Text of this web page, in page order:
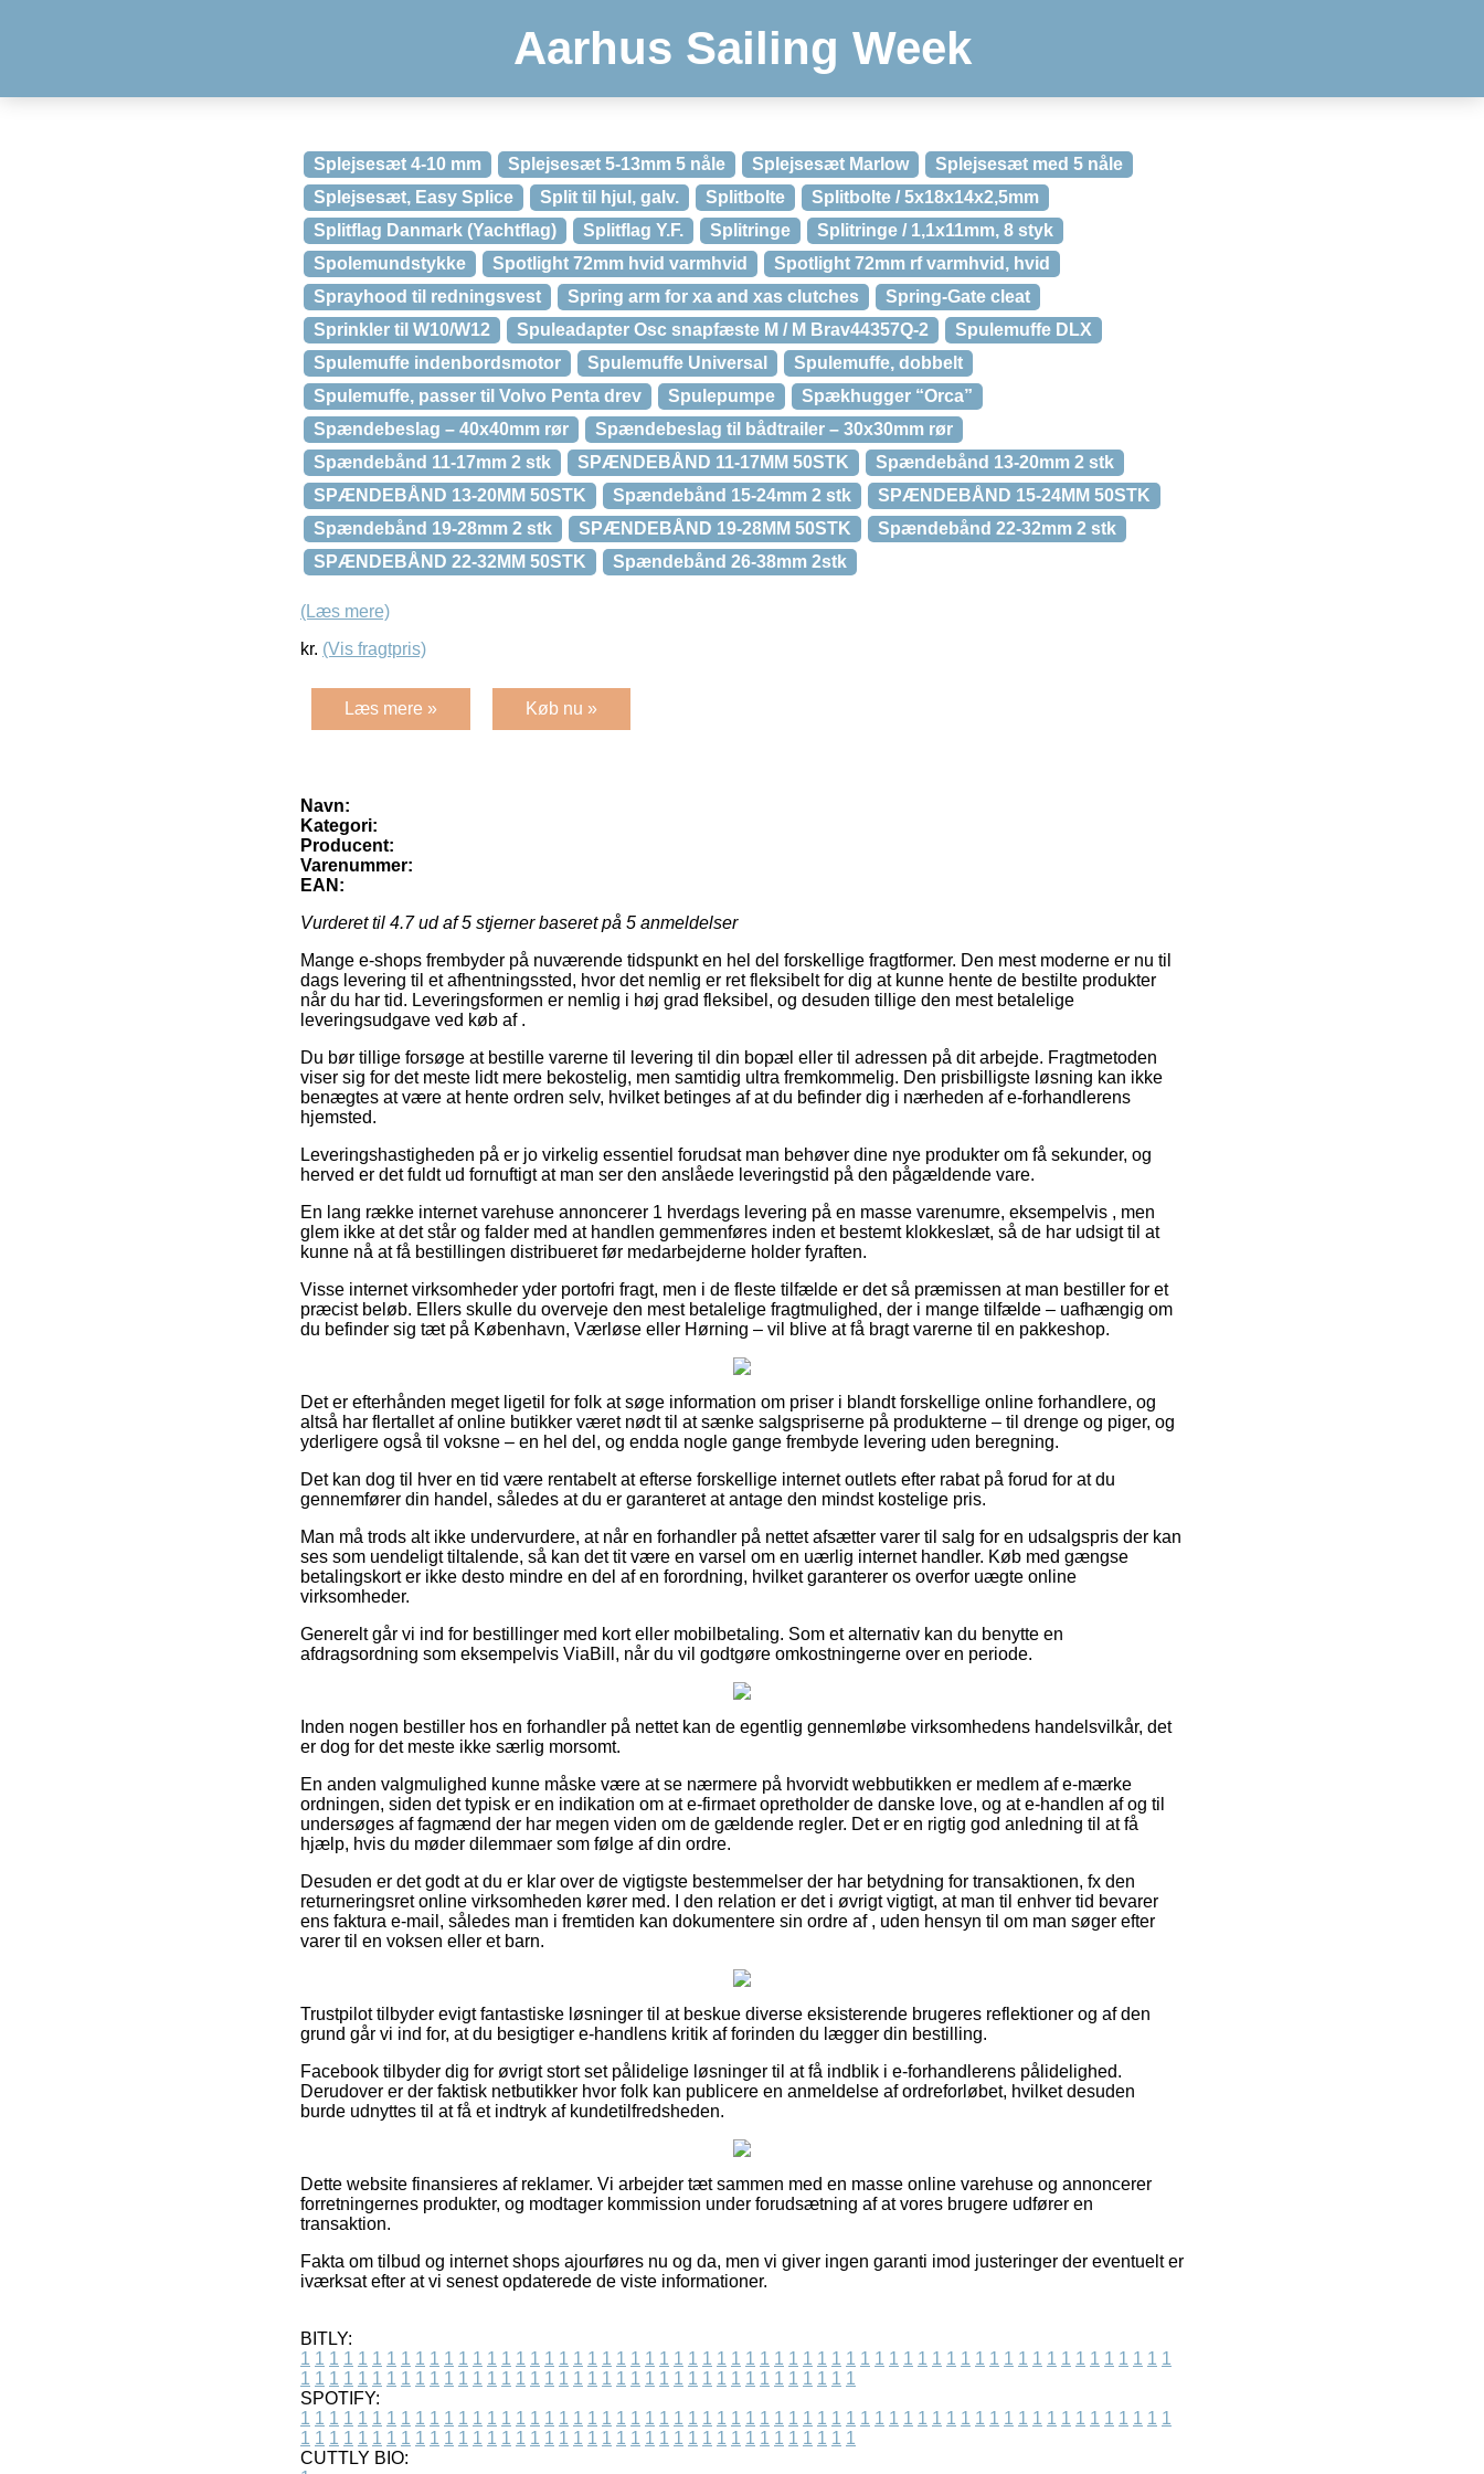
Aarhus Sailing Week
Splejsesæt 4-10 mm Splejsesæt 5-13mm 5 nåle Splejsesæt Marlow
Splejsesæt med 5 nåle
Splejsesæt, Easy Splice
Split til hjul, galv. Splitbolte
Splitbolte / 5x18x14x2,5mm
Splitflag Danmark (Yachtflag)
Splitflag Y.F. Splitringe
Splitringe / 1,1x11mm, 8 styk
Spolemundstykke
Spotlight 72mm hvid varmhvid
Spotlight 72mm rf varmhvid, hvid
Sprayhood til redningsvest
Spring arm for xa and xas clutches
Spring-Gate cleat
Sprinkler til W10/W12
Spuleadapter Osc snapfæste M / M Brav44357Q-2
Spulemuffe DLX
Spulemuffe indenbordsmotor
Spulemuffe Universal
Spulemuffe, dobbelt
Spulemuffe, passer til Volvo Penta drev
Spulepumpe
Spækhugger “Orca”
Spændebeslag – 40x40mm rør
Spændebeslag til bådtrailer – 30x30mm rør
Spændebånd 11-17mm 2 stk
SPÆNDEBÅND 11-17MM 50STK
Spændebånd 13-20mm 2 stk
SPÆNDEBÅND 13-20MM 50STK
Spændebånd 15-24mm 2 stk
SPÆNDEBÅND 15-24MM 50STK
Spændebånd 19-28mm 2 stk
SPÆNDEBÅND 19-28MM 50STK
Spændebånd 22-32mm 2 stk
SPÆNDEBÅND 22-32MM 50STK
Spændebånd 26-38mm 2stk
(Læs mere)
kr. (Vis fragtpris)
Læs mere » Køb nu »
Navn:
Kategori:
Producent:
Varenummer:
EAN:
Vurderet til 4.7ud af 5 stjerner baseret på 5 anmeldelser
Mange e-shops frembyder på nuværende tidspunkt en hel del forskellige fragtformer. Den mest moderne er nu til
dags levering til et afhentningssted, hvor det nemlig er ret fleksibelt for dig at kunne hente de bestilte produkter
når du har tid. Leveringsformen er nemlig i høj grad fleksibel, og desuden tillige den mest betalelige
leveringsudgave ved køb af .
Du bør tillige forsøge at bestille varerne til levering til din bopæl eller til adressen på dit arbejde. Fragtmetoden
viser sig for det meste lidt mere bekostelig, men samtidig ultra fremkommelig. Den prisbilligste løsning kan ikke
benægtes at være at hente ordren selv, hvilket betinges af at du befinder dig i nærheden af e-forhandlerens
hjemsted.
Leveringshastigheden på er jo virkelig essentiel forudsat man behøver dine nye produkter om få sekunder, og
herved er det fuldt ud fornuftigt at man ser den anslåede leveringstid på den pågældende vare.
En lang række internet varehuse annoncerer 1 hverdags levering på en masse varenumre, eksempelvis , men
glem ikke at det står og falder med at handlen gemmenføres inden et bestemt klokkeslæt, så de har udsigt til at
kunne nå at få bestillingen distribueret før medarbejderne holder fyraften.
Visse internet virksomheder yder portofri fragt, men i de fleste tilfælde er det så præmissen at man bestiller for et
præcist beløb. Ellers skulle du overveje den mest betalelige fragtmulighed, der i mange tilfælde – uafhængig om
du befinder sig tæt på København, Værløse eller Hørning – vil blive at få bragt varerne til en pakkeshop.
Det er efterhånden meget ligetil for folk at søge information om priser i blandt forskellige online forhandlere, og
altså har flertallet af online butikker været nødt til at sænke salgspriserne på produkterne – til drenge og piger, og
yderligere også til voksne – en hel del, og endda nogle gange frembyde levering uden beregning.
Det kan dog til hver en tid være rentabelt at efterse forskellige internet outlets efter rabat på forud for at du
gennemfører din handel, således at du er garanteret at antage den mindst kostelige pris.
Man må trods alt ikke undervurdere, at når en forhandler på nettet afsætter varer til salg for en udsalgspris der kan
ses som uendeligt tiltalende, så kan det tit være en varsel om en uærlig internet handler. Køb med gængse
betalingskort er ikke desto mindre en del af en forordning, hvilket garanterer os overfor uægte online
virksomheder.
Generelt går vi ind for bestillinger med kort eller mobilbetaling. Som et alternativ kan du benytte en
afdragsordning som eksempelvis ViaBill, når du vil godtgøre omkostningerne over en periode.
Inden nogen bestiller hos en forhandler på nettet kan de egentlig gennemløbe virksomhedens handelsvilkår, det
er dog for det meste ikke særlig morsomt.
En anden valgmulighed kunne måske være at se nærmere på hvorvidt webbutikken er medlem af e-mærke
ordningen, siden det typisk er en indikation om at e-firmaet opretholder de danske love, og at e-handlen af og til
undersøges af fagmænd der har megen viden om de gældende regler. Det er en rigtig god anledning til at få
hjælp, hvis du møder dilemmaer som følge af din ordre.
Desuden er det godt at du er klar over de vigtigste bestemmelser der har betydning for transaktionen, fx den
returneringsret online virksomheden kører med. I den relation er det i øvrigt vigtigt, at man til enhver tid bevarer
ens faktura e-mail, således man i fremtiden kan dokumentere sin ordre af , uden hensyn til om man søger efter
varer til en voksen eller et barn.
Trustpilot tilbyder evigt fantastiske løsninger til at beskue diverse eksisterende brugeres reflektioner og af den
grund går vi ind for, at du besigtiger e-handlens kritik af forinden du lægger din bestilling.
Facebook tilbyder dig for øvrigt stort set pålidelige løsninger til at få indblik i e-forhandlerens pålidelighed.
Derudover er der faktisk netbutikker hvor folk kan publicere en anmeldelse af ordreforløbet, hvilket desuden
burde udnyttes til at få et indtryk af kundetilfredsheden.
Dette website finansieres af reklamer. Vi arbejder tæt sammen med en masse online varehuse og annoncerer
forretningernes produkter, og modtager kommission under forudsætning af at vores brugere udfører en
transaktion.
Fakta om tilbud og internet shops ajourføres nu og da, men vi giver ingen garanti imod justeringer der eventuelt er
iværksat efter at vi senest opdaterede de viste informationer.
BITLY:
1 1 1 1 1 1 1 1 1 1 1 1 1 1 1 1 1 1 1 1 1 1 1 1 1 1 1 1 1 1 1 1 1 1 1 1 1 1 1 1 1 1 1 1 1 1 1 1 1 1 1 1 1 1 1 1 1 1 1 1 1
1 1 1 1 1 1 1 1 1 1 1 1 1 1 1 1 1 1 1 1 1 1 1 1 1 1 1 1 1 1 1 1 1 1 1 1 1 1 1
SPOTIFY:
1 1 1 1 1 1 1 1 1 1 1 1 1 1 1 1 1 1 1 1 1 1 1 1 1 1 1 1 1 1 1 1 1 1 1 1 1 1 1 1 1 1 1 1 1 1 1 1 1 1 1 1 1 1 1 1 1 1 1 1 1
1 1 1 1 1 1 1 1 1 1 1 1 1 1 1 1 1 1 1 1 1 1 1 1 1 1 1 1 1 1 1 1 1 1 1 1 1 1 1
CUTTLY BIO: